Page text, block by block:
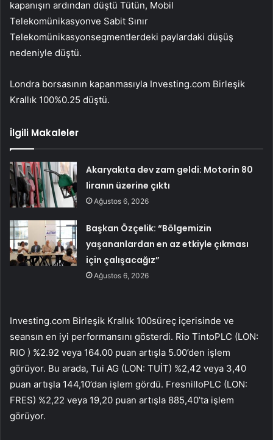
kapanışın ardından düştü Tütün, Mobil
Telekomünikasyonve Sabit Sınır
Telekomünikasyonsegmentlerdeki paylardaki düşüş
nedeniyle düştü.
Londra borsasının kapanmasıyla Investing.com Birleşik
Krallık 100%0.25 düştü.
İlgili Makaleler
Akaryakıta dev zam geldi: Motorin 80
liranın üzerine çıktı
Ağustos 6, 2026
Başkan Özçelik: “Bölgemizin
yaşananlardan en az etkiyle çıkması
için çalışacağız”
Ağustos 6, 2026
Investing.com Birleşik Krallık 100süreç içerisinde ve
seansın en iyi performansını gösterdi. Rio TintoPLC (LON:
RIO ) %2.92 veya 164.00 puan artışla 5.00’den işlem
görüyor. Bu arada, Tui AG (LON: TUİT) %2,42 veya 3,40
puan artışla 144,10’dan işlem gördü. FresnilloPLC (LON:
FRES) %2,22 veya 19,20 puan artışla 885,40’ta işlem
görüyor.